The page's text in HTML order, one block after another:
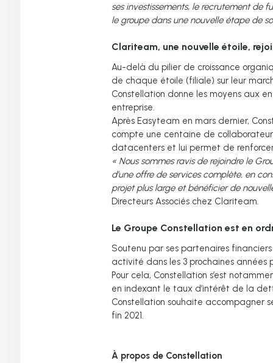
ses investissements, le recrutement de
le groupe dans une nouvelle étape de
Clariteam, une nouvelle étoile,
Au-delà du pilier de croissance
de chaque étoile (filiale) sur leur
Constellation donne les moyens aux
entreprise.
Après Easyteam en mars dernier,
compte une centaine de
datacenters et lui permet de
« Nous sommes ravis de rejoindre le
d’une offre de services complète, en
projet plus large et bénéficier de
Directeurs Associés chez Clariteam.
Le Groupe Constellation est en
Soutenu par ses partenaires
activité dans les 3 prochaines années
Pour cela, Constellation s’est
en indexant le taux d’intérêt de la
Constellation souhaite accompagner
fin 2021.
À propos de Constellation